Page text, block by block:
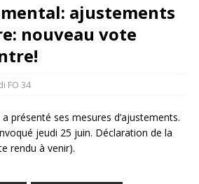
ajustements
nouveau vote
FO 34
a présenté ses mesures d’ajustements.
jeudi 25 juin. Déclaration de la
rendu à venir).